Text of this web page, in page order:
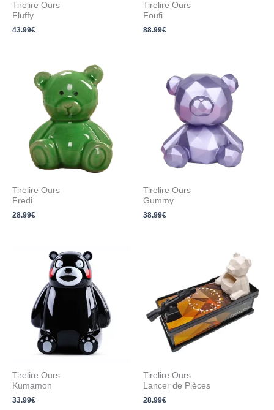
Tirelire Ours
Fluffy
43.99€
Tirelire Ours
Foufi
88.99€
Tirelire Ours
Fredi
28.99€
Tirelire Ours
Gummy
38.99€
Tirelire Ours
Kumamon
33.99€
Tirelire Ours
Lancer de Pièces
28.99€